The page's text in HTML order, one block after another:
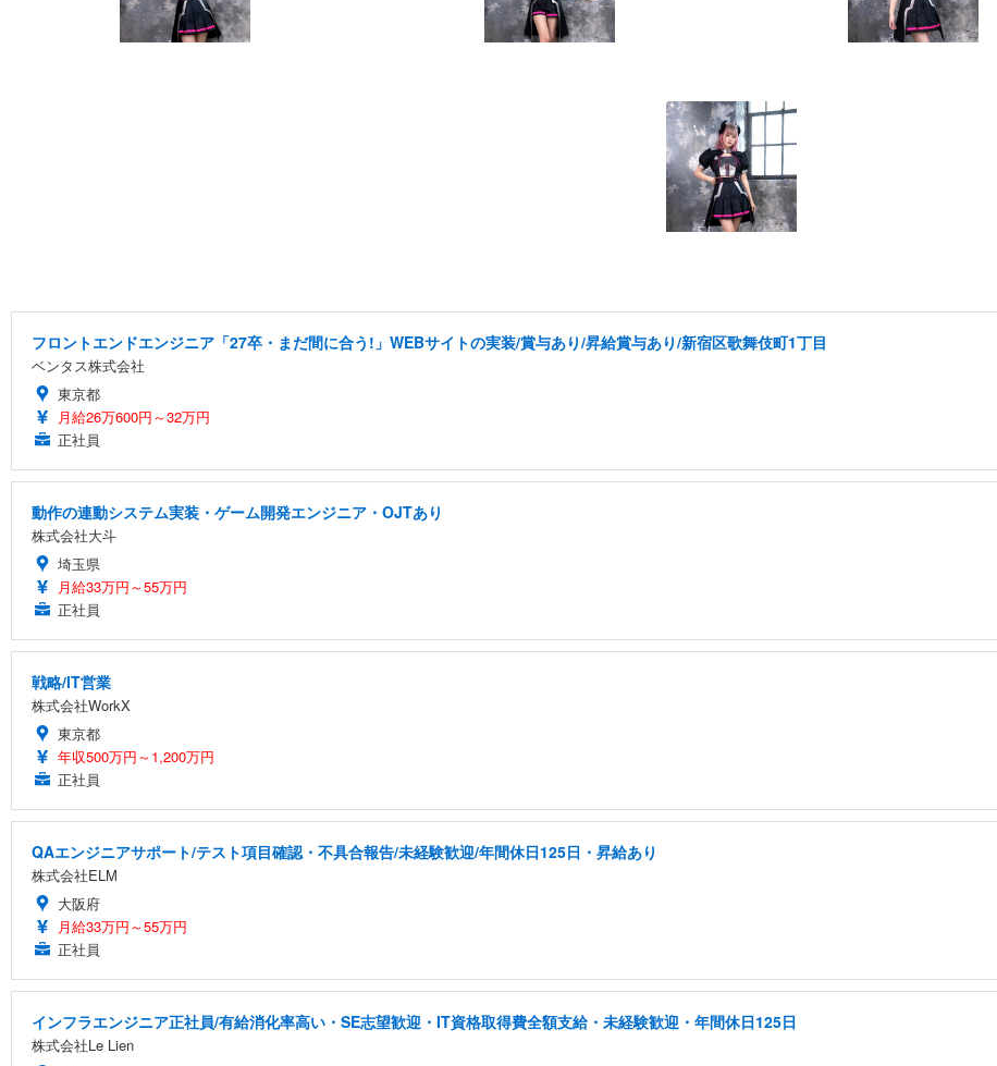
フロントエンドエンジニア「27卒・まだ間に合う!」WEBサイトの実装/賞与あり/昇給賞与あり/新宿区歌舞伎町1丁目
ベンタス株式会社
東京都
月給26万600円～32万円
正社員
動作の連動システム実装・ゲーム開発エンジニア・OJTあり
株式会社大斗
埼玉県
月給33万円～55万円
正社員
戦略/IT営業
株式会社WorkX
東京都
年収500万円～1,200万円
正社員
QAエンジニアサポート/テスト項目確認・不具合報告/未経験歓迎/年間休日125日・昇給あり
株式会社ELM
大阪府
月給33万円～55万円
正社員
インフラエンジニア正社員/有給消化率高い・SE志望歓迎・IT資格取得費全額支給・未経験歓迎・年間休日125日
株式会社Le Lien